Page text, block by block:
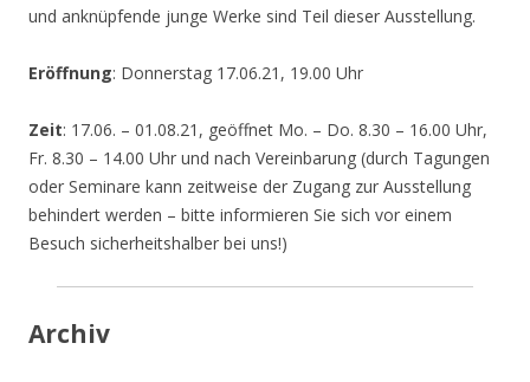
und anknüpfende junge Werke sind Teil dieser Ausstellung.
Eröffnung: Donnerstag 17.06.21, 19.00 Uhr
Zeit: 17.06. – 01.08.21, geöffnet Mo. – Do. 8.30 – 16.00 Uhr,
Fr. 8.30 – 14.00 Uhr und nach Vereinbarung (durch Tagungen
oder Seminare kann zeitweise der Zugang zur Ausstellung
behindert werden – bitte informieren Sie sich vor einem
Besuch sicherheitshalber bei uns!)
Archiv